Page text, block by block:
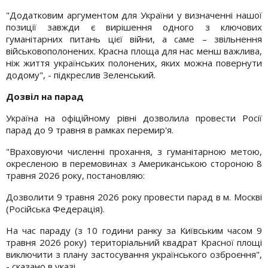
"Додатковим аргументом для України у визначенні нашої
позиції завжди є вирішення одного з ключових
гуманітарних питань цієї війни, а саме – звільнення
військовополонених. Красна площа для нас менш важлива,
ніж життя українських полонених, яких можна повернути
додому", - підкреслив Зеленський.
Дозвіл на парад
Україна на офіційному рівні дозволила провести Росії
парад до 9 травня в рамках перемир'я.
"Враховуючи численні прохання, з гуманітарною метою,
окресленою в перемовинах з Американською стороною 8
травня 2026 року, постановляю:
Дозволити 9 травня 2026 року провести парад в м. Москві
(Російська Федерація).
На час параду (з 10 години ранку за Київським часом 9
травня 2026 року) територіальний квадрат Красної площі
виключити з плану застосування українського озброєння",